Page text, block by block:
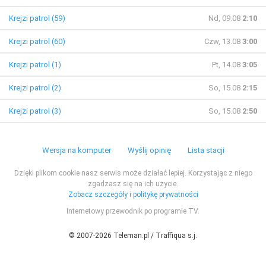
Krejzi patrol (59) Nd, 09.08 2:10
Krejzi patrol (60) Czw, 13.08 3:00
Krejzi patrol (1) Pt, 14.08 3:05
Krejzi patrol (2) So, 15.08 2:15
Krejzi patrol (3) So, 15.08 2:50
Wersja na komputer Wyślij opinię Lista stacji
Dzięki plikom cookie nasz serwis może działać lepiej. Korzystając z niego
zgadzasz się na ich użycie.
Zobacz szczegóły i politykę prywatności
Internetowy przewodnik po programie TV.
© 2007-2026 Teleman.pl / Traffiqua s.j.